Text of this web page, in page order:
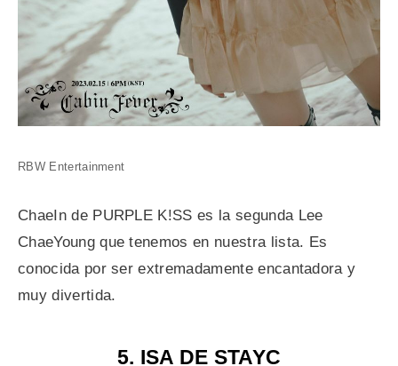
RBW Entertainment
ChaeIn de PURPLE K!SS es la segunda Lee
ChaeYoung que tenemos en nuestra lista. Es
conocida por ser extremadamente encantadora y
muy divertida.
5. ISA DE STAYC